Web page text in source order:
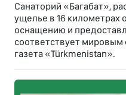
Санаторий «Багабат»,
ущелье в 16 километрах
оснащению и
соответствует
газета «Türkmenistan».